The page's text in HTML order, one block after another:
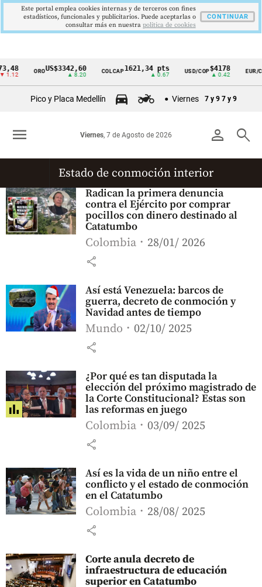
Cintillo
Colombia
OROUS$3342,60
▲ 8.20
COLCAP1621,34 pts
▲ 0.67
USD/COP$4178
▲ 0.42
EUR/
Pico y Placa Medellín Viernes 7 y 9 7 y 9
person search
Viernes, 7 de Agosto de 2026
menu
Estado de conmoción interior
Radican la primera denuncia
contra el Ejército por comprar
pocillos con dinero destinado al
Catatumbo
Colombia 28/01/ 2026
share
Así está Venezuela: barcos de
guerra, decreto de conmoción y
Navidad antes de tiempo
Mundo 02/10/ 2025
share
¿Por qué es tan disputada la
elección del próximo magistrado de
la Corte Constitucional? Estas son
las reformas en juego
Colombia 03/09/ 2025
share
Así es la vida de un niño entre el
conflicto y el estado de conmoción
en el Catatumbo
Colombia 28/08/ 2025
share
Corte anula decreto de
infraestructura de educación
superior en Catatumbo
Este portal emplea cookies internas y de terceros con fines
estadísticos, funcionales y publicitarios. Puede aceptarlas o
consultar más en nuestra politica de cookies
CONTINUAR